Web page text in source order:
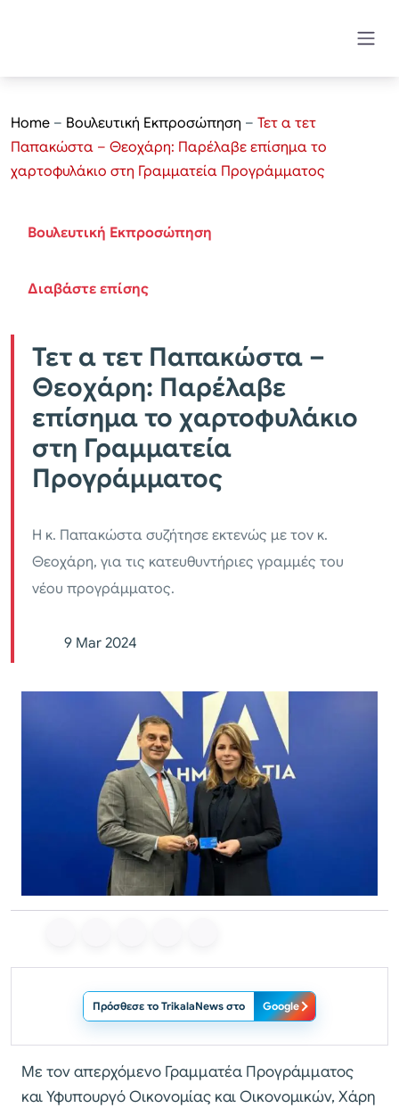
Home – Βουλευτική Εκπροσώπηση – Τετ α τετ
Παπακώστα – Θεοχάρη: Παρέλαβε επίσημα το
χαρτοφυλάκιο στη Γραμματεία Προγράμματος
Βουλευτική Εκπροσώπηση
Διαβάστε επίσης
Τετ α τετ Παπακώστα –
Θεοχάρη: Παρέλαβε
επίσημα το χαρτοφυλάκιο
στη Γραμματεία
Προγράμματος
Η κ. Παπακώστα συζήτησε εκτενώς με τον κ.
Θεοχάρη, για τις κατευθυντήριες γραμμές του
νέου προγράμματος.
9 Mar 2024
Πρόσθεσε το TrikalaNews στο Google
Με τον απερχόμενο Γραμματέα Προγράμματος
και Υφυπουργό Οικονομίας και Οικονομικών, Χάρη